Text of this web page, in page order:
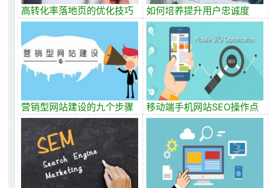
高转化率落地页的优化技巧
和细节
如何培养提升用户忠诚度
营销型网站建设的九个步骤 移动端手机网站SEO操作点